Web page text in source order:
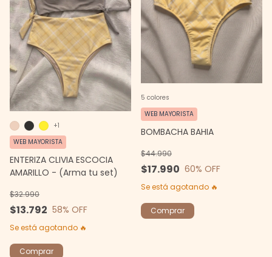
ENTERIZA CLIVIA ESCOCIA
AMARILLO - (Arma tu set)
$13.792
$32.990
58% OFF
WEB MAYORISTA
Se está agotando 🔥
+1
Comprar
BOMBACHA BAHIA
$17.990
$44.990
60% OFF
WEB MAYORISTA
Se está agotando 🔥
5 colores
Comprar